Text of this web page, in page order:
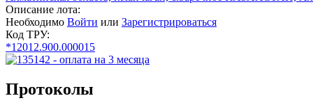
Описание лота:
Необходимо Войти или Зарегистрироваться
Код ТРУ:
*12012.900.000015
Протоколы